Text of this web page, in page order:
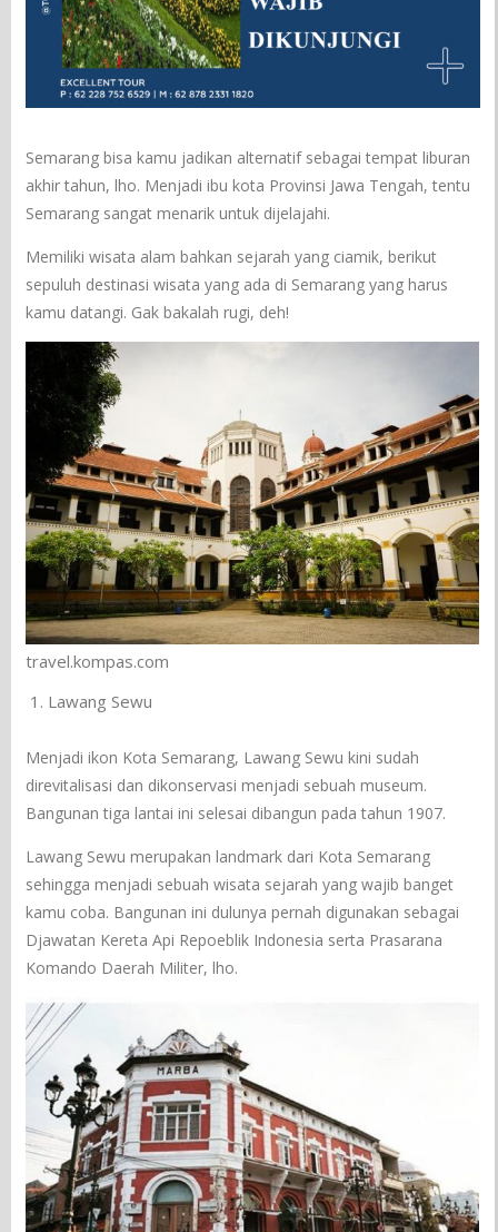
Semarang bisa kamu jadikan alternatif sebagai tempat liburan
akhir tahun, lho. Menjadi ibu kota Provinsi Jawa Tengah, tentu
Semarang sangat menarik untuk dijelajahi.
Memiliki wisata alam bahkan sejarah yang ciamik, berikut
sepuluh destinasi wisata yang ada di Semarang yang harus
kamu datangi. Gak bakalah rugi, deh!
travel.kompas.com
Lawang Sewu
Menjadi ikon Kota Semarang, Lawang Sewu kini sudah
direvitalisasi dan dikonservasi menjadi sebuah museum.
Bangunan tiga lantai ini selesai dibangun pada tahun 1907.
Lawang Sewu merupakan landmark dari Kota Semarang
sehingga menjadi sebuah wisata sejarah yang wajib banget
kamu coba. Bangunan ini dulunya pernah digunakan sebagai
Djawatan Kereta Api Repoeblik Indonesia serta Prasarana
Komando Daerah Militer, lho.